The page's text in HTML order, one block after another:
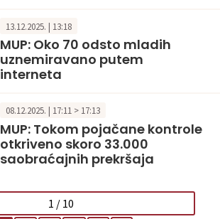
13.12.2025. | 13:18
MUP: Oko 70 odsto mladih
uznemiravano putem
interneta
08.12.2025. | 17:11 > 17:13
MUP: Tokom pojačane kontrole
otkriveno skoro 33.000
saobraćajnih prekršaja
1 / 10